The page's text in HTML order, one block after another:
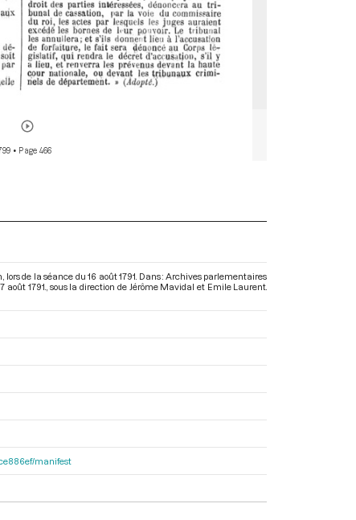
• Page 466
de la séance du 16 août 1791. Dans : Archives parlementaires
1791. , sous la direction de Jérôme Mavidal et Emile Laurent.
manifest